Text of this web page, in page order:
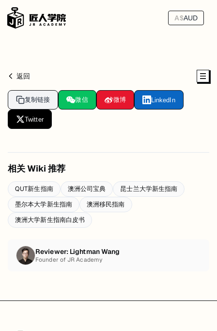
A$AUD
返回
复制链接 微信 微博 LinkedIn
Twitter
相关 Wiki 推荐
QUT新生指南 澳洲公司宝典
昆士兰大学新生指南
墨尔本大学新生指南
澳洲移民指南
澳洲大学新生指南白皮书
Reviewer: Lightman Wang
Founder of JR Academy